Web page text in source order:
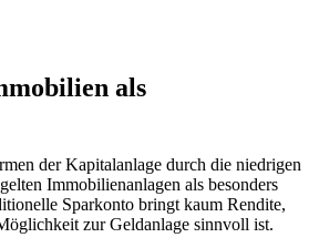
als
der Kapitalanlage durch die niedrigen
Immobilienanlagen als besonders
Sparkonto bringt kaum Rendite,
zur Geldanlage sinnvoll ist.